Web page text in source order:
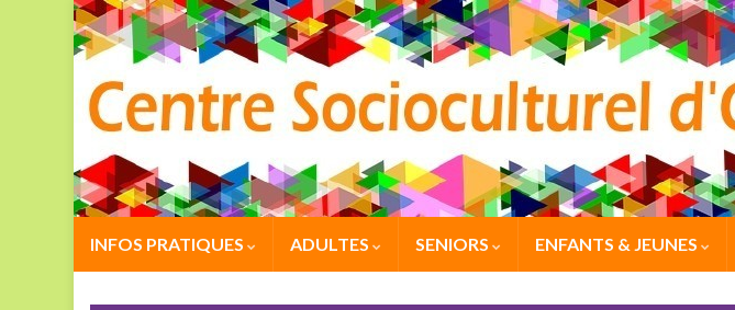
INFOS PRATIQUES ADULTES SENIORS ENFANTS & JEUNES